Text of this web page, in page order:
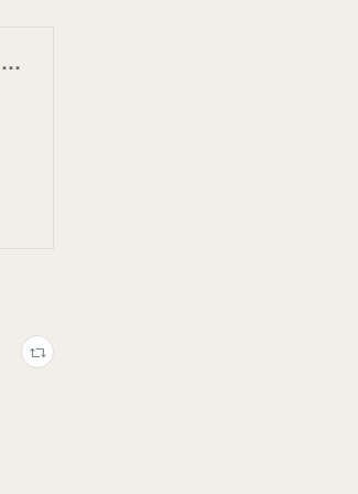
Global jockey league: Dettori among stars set for $15m competition